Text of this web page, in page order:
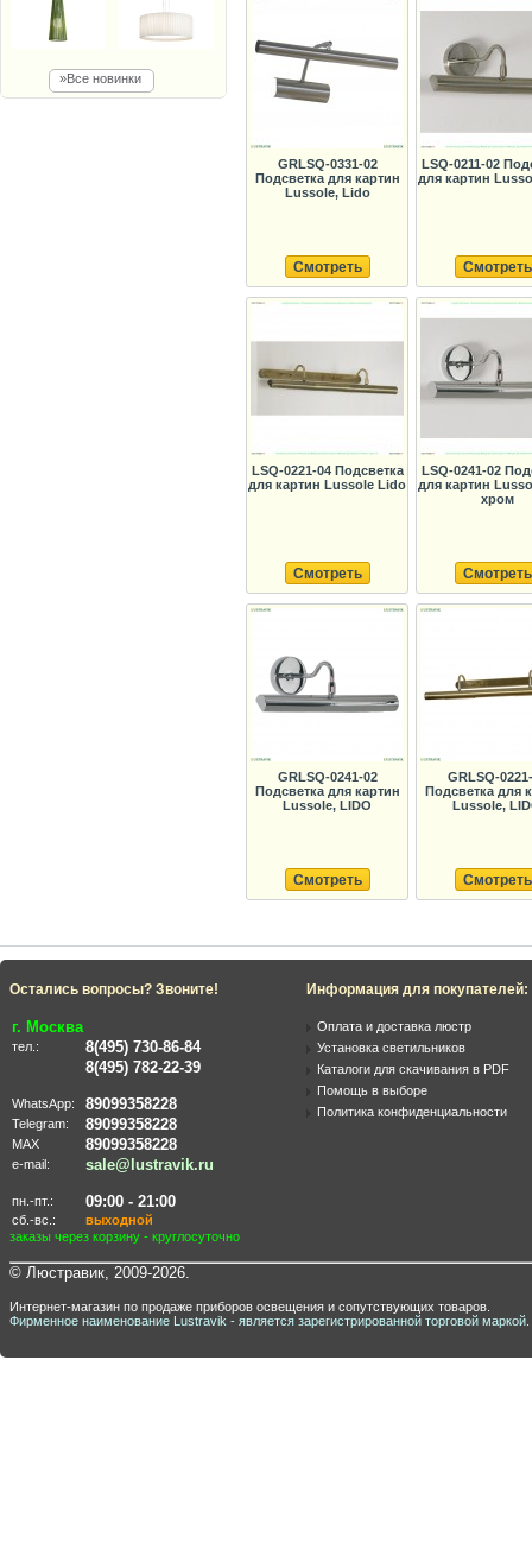
»Все новинки
GRLSQ-0331-02
Подсветка для картин
Lussole, Lido
Смотреть
LSQ-0211-02
для картин
Смотреть
LSQ-0221-04 Подсветка
для картин Lussole Lido
Смотреть
LSQ-0241-02
для картин
хром
Смотреть
GRLSQ-0241-02
Подсветка для картин
Lussole, LIDO
Смотреть
GRLSQ-
Подсветка для
Lussole,
Смотреть
Остались вопросы? Звоните!
г. Москва
тел.:
8(495) 730-86-84
8(495) 782-22-39
WhatsApp: 89099358228
Telegram: 89099358228
MAX 89099358228
e-mail: sale@lustravik.ru
пн.-пт.: 09:00 - 21:00
сб.-вс.:
выходной
заказы через корзину - круглосуточно
Информация для покупателей:
Оплата и доставка люстр
Установка светильников
Каталоги для скачивания в PDF
Помощь в выборе
Политика конфиденциальности
© Люстравик, 2009-2026.
Интернет-магазин по продаже приборов освещения и сопутствующих товаров.
Фирменное наименование Lustravik - является зарегистрированной торговой